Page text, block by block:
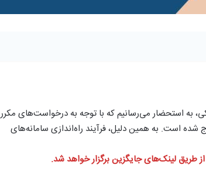
به استحضار می‌رسانیم که با توجه به درخواست‌های مکرر
شده است. به همین دلیل، فرآیند راه‌اندازی سامانه‌های